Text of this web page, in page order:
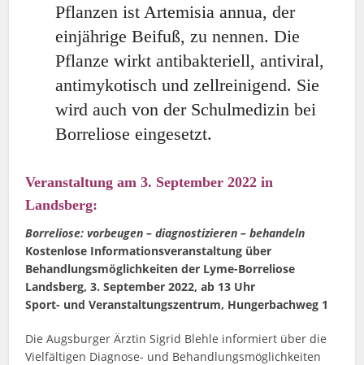
Pflanzen ist Artemisia annua, der
einjährige Beifuß, zu nennen. Die
Pflanze wirkt antibakteriell, antiviral,
antimykotisch und zellreinigend. Sie
wird auch von der Schulmedizin bei
Borreliose eingesetzt.
Veranstaltung am 3. September 2022 in
Landsberg:
Borreliose: vorbeugen – diagnostizieren – behandeln
Kostenlose Informationsveranstaltung über
Behandlungsmöglichkeiten der Lyme-Borreliose
Landsberg, 3. September 2022, ab 13 Uhr
Sport- und Veranstaltungszentrum, Hungerbachweg 1
Die Augsburger Ärztin Sigrid Blehle informiert über die
Vielfältigen Diagnose- und Behandlungsmöglichkeiten